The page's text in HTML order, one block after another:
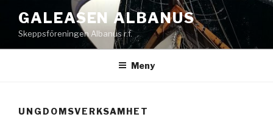
innehåll
GALEASEN ALBANUS
Skeppsföreningen Albanus r.f.
Meny
UNGDOMSVERKSAMHET